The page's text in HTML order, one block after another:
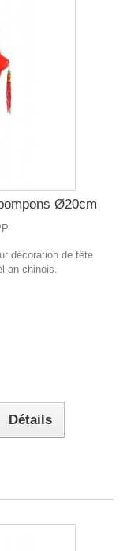
Ø20cm
décoration de fête
an chinois.
Détails